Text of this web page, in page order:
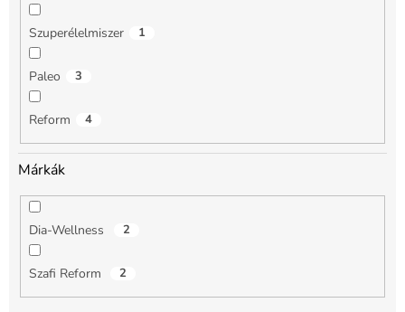
Szuperélelmiszer 1
Paleo 3
Reform 4
Márkák
Dia-Wellness 2
Szafi Reform 2